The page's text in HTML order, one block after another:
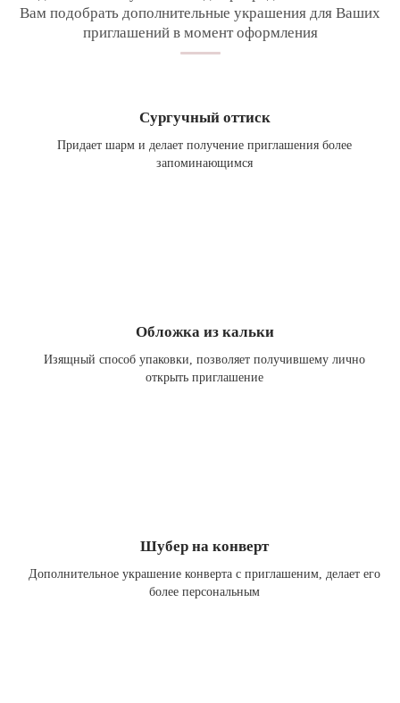
Вам подобрать дополнительные украшения для Ваших
приглашений в момент оформления
Сургучный оттиск
Придает шарм и делает получение приглашения более
запоминающимся
Обложка из кальки
Изящный способ упаковки, позволяет получившему лично
открыть приглашение
Шубер на конверт
Дополнительное украшение конверта с приглашеним, делает его
более персональным